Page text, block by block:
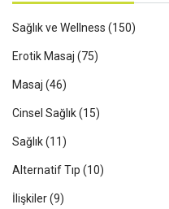
Sağlık ve Wellness (150)
Erotik Masaj (75)
Masaj (46)
Cinsel Sağlık(15)
Sağlık(11)
Alternatif Tıp (10)
İlişkiler(9)